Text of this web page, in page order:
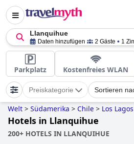
Llanquihue
Daten hinzufügen 2 Gäste 1
Parkplatz Kostenfreies WLAN
Preiskategorie Sortieren
Welt > Südamerika > Chile > Los Lagos
Hotels in Llanquihue
200+ HOTELS IN LLANQUIHUE